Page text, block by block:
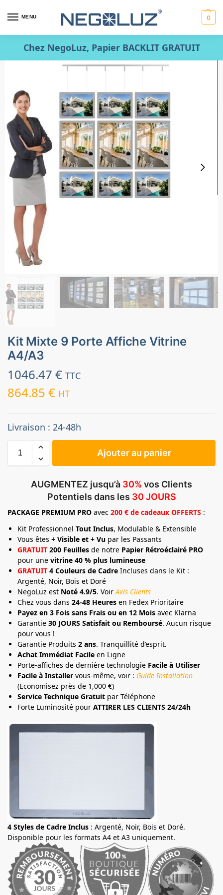
MENU 0
Chez NegoLuz, Papier BACKLIT GRATUIT
Kit Mixte 9 Porte Affiche Vitrine
A4/A3
1046.47 € TTC
864.85 € HT
Livraison : 24-48h
Ajouter au panier
AUGMENTEZ jusqu’à 30% vos Clients
Potentiels dans les 30 JOURS
PACKAGE PREMIUM PRO avec 200 € de cadeaux OFFERTS :
Kit Professionnel Tout Inclus, Modulable & Extensible
Vous êtes + Visible et + Vu par les Passants
GRATUIT 200 Feuilles de notre Papier Rétroéclairé PRO
pour une vitrine 40 % plus lumineuse
GRATUIT 4 Couleurs de Cadre Incluses dans le Kit :
Argenté, Noir, Bois et Doré
NegoLuz est Noté 4.9/5. VoirAvis Clients
Chez vous dans 24-48 Heures en Fedex Prioritaire
Payez en 3 Fois sans Frais ou en 12 Mois avec Klarna
Garantie 30 JOURS Satisfait ou Remboursé. Aucun risque
pour vous !
Garantie Produits 2 ans. Tranquillité d’esprit.
Achat Immédiat Facile en Ligne
Porte-affiches de dernière technologie Facile à Utiliser
Facile à Installer vous-même, voir : Guide Installation
(Economisez près de 1,000 €)
Service Technique Gratuit par Téléphone
Forte Luminosité pour ATTIRER LES CLIENTS 24/24h
4 Styles de Cadre Inclus : Argenté, Noir, Bois et Doré.
Disponible pour les formats A4 et A3 uniquement.